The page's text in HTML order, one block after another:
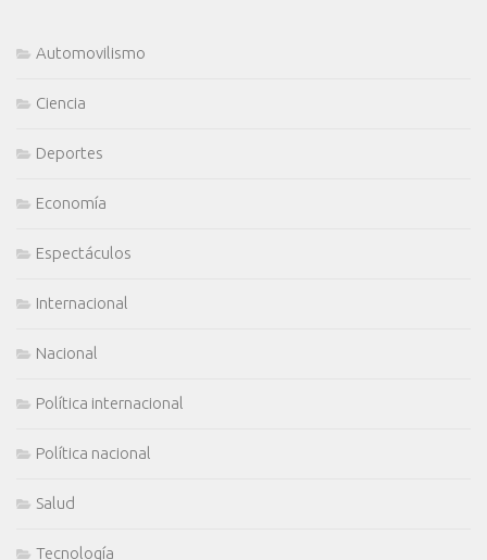
Automovilismo
Ciencia
Deportes
Economía
Espectáculos
Internacional
Nacional
Política internacional
Política nacional
Salud
Tecnología